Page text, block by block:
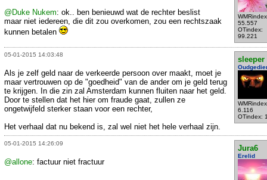
55.557
OTindex:
99.221
@Duke Nukem: ok.. ben benieuwd wat de rechter beslist
maar niet iedereen, die dit zou overkomen, zou een rechtszaak
kunnen betalen
05-01-2015 14:03:48
sleeper
6.116
OTindex:
Als je zelf geld naar de verkeerde persoon over maakt, moet je
maar vertrouwen op de "goedheid" van de ander om je geld terug
te krijgen. In die zin zal Amsterdam kunnen fluiten naar het geld.
Door te stellen dat het hier om fraude gaat, zullen ze
ongetwijfeld sterker staan voor een rechter,
Het verhaal dat nu bekend is, zal wel niet het hele verhaal zijn.
05-01-2015 14:26:09
Jura6
Erelid
@allone: factuur niet fractuur